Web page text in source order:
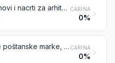
Originalni planovi i nacrti za arhitektonske, inženjerske, industrijske, komercijalne, topografske ili slične namjene, rađeni rukom; rukopisi; fotografske reprodukcije na osjetljivom papiru i karbonske kopije prethodno spomenutih proizvoda CARINA
0%
Neiskorištene poštanske marke, porezne ili slične markice, trenutačno u opticaju ili novoizdane u zemlji namjene u kojoj imaju, ili će imati, prepoznatljivu nominalnu vrijednost; papir s utisnutim žigom; banknote; čekovi; akcije, dionice ili obveznice i slični dokumenti CARINA
0%